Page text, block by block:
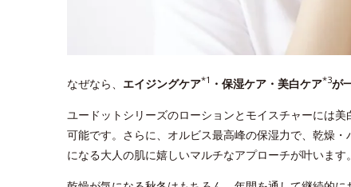
なぜなら、 エイジングケア*1 ・保湿ケア・美白ケア*3が
ユードットシリーズのローションとモイスチャーには
可能です。さらに、オルビス最高峰の保湿力で、乾燥
になる大人の肌に嬉しいマルチなアプローチが叶います。